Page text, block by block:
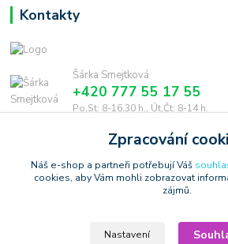
Kontakty
Šárka Smejtková
+420 777 55 17 55
Po,St: 8-16.30 h., Út,Čt: 8-14 h.
smejtkova@trigonmedia.cz
Zpracování
Náš e-shop a partneři potřebují Váš
cookies, aby Vám mohli zobrazovat
zájmů.
Nastavení